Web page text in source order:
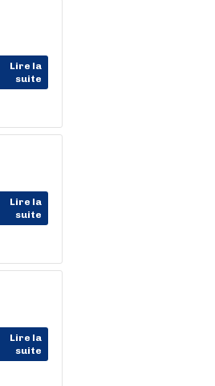
Lire la
suite
Lire la
suite
Lire la
suite